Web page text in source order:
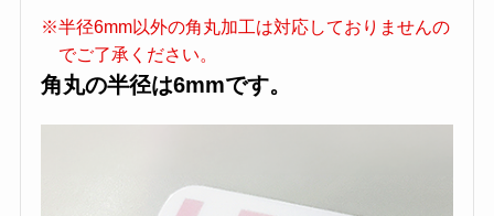
※半径6mm以外の角丸加工は対応しておりませんの
でご了承ください。
角丸の半径は6mmです。